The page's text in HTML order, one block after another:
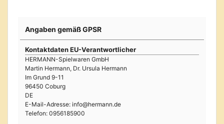
Angaben gemäß GPSR
Kontaktdaten EU-Verantwortlicher
HERMANN-Spielwaren GmbH
Martin Hermann, Dr. Ursula Hermann
Im Grund 9-11
96450 Coburg
DE
E-Mail-Adresse: info@hermann.de
Telefon: 0956185900